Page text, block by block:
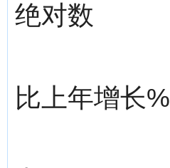
绝对数
比上年增长%